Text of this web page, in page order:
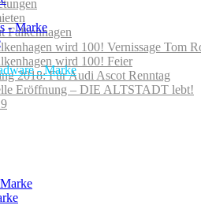
Falkenhagen
wird 100! Vernissage Tom
wird 100! Feier
2018: Für Audi Ascot Renntag
Eröffnung – DIE ALTSTADT lebt!
- Marke
- Marke